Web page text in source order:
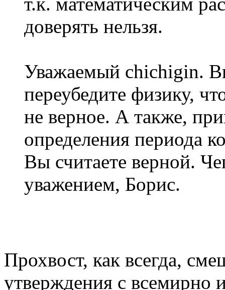
доверять нельзя.
Уважаемый chichigin.
переубедите физику,
не верное. А также,
определения периода
Вы считаете верной.
уважением, Борис.
Прохвост, как всегда,
утверждения с всемирно